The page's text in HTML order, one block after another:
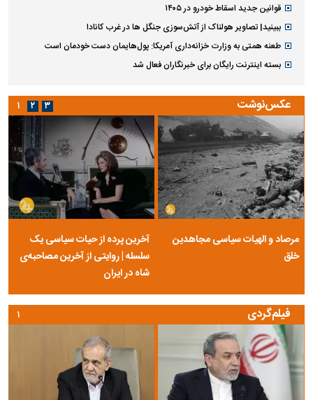
قوانین جدید اسقاط خودرو در ۱۴۰۵
ببینید| تصاویر هولناک از آتش‌سوزی جنگل ها در غرب کانادا
طعنه همتی به وزارت خزانه‌داری آمریکا: پول‌هایمان دست خودمان است
بسته اینترنت رایگان برای خبرنگاران فعال شد
عکس‌نوشت
مرصاد و الهیات سیاسی مجاهدین
خلق
آخرین پرده از حیات سیاسی یک
سلسله | روایتی از آخرین مصاحبه‌ی
شاه در ایران
۱ ۲ ۳
فیلم‌گردی ۱